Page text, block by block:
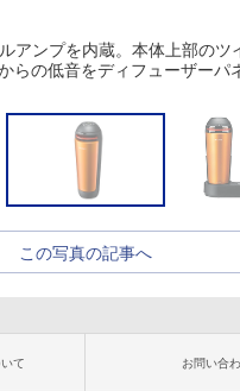
アンプを内蔵。本体上部のツ
らの低音をディフューザーパ
この写真の記事へ
て お問い合